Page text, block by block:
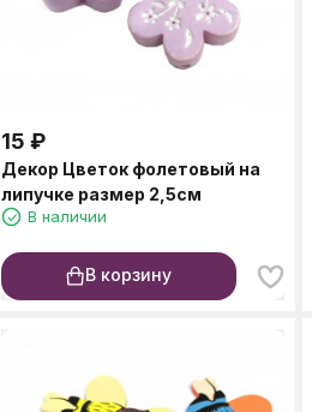
15 ₽
Декор Цветок фолетовый на
липучке размер 2,5см
В наличии
В корзину